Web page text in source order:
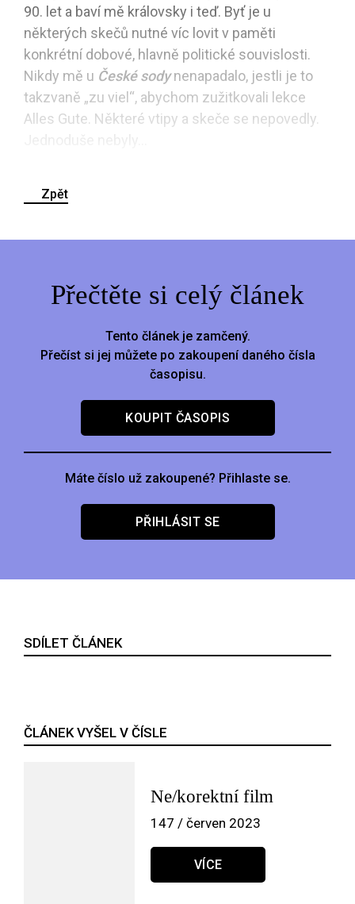
90. let a baví mě královsky i teď. Byť je u
některých skečů nutné víc lovit v paměti
konkrétní dobové, hlavně politické souvislosti.
Nikdy mě u České sodynenapadalo, jestli je to
takzvaně „zu viel“, abychom zužitkovali lekce
Alles Gute. Některé vtipy a skeče se nepovedly.
Zpět
Přečtěte si celý článek
Tento článek je zamčený.
Přečíst si jej můžete po zakoupení daného čísla
časopisu.
KOUPIT ČASOPIS
Máte číslo už zakoupené? Přihlaste se.
PŘIHLÁSIT SE
SDÍLET ČLÁNEK
ČLÁNEK VYŠEL V ČÍSLE
Ne/korektní film
147 / červen 2023
VÍCE